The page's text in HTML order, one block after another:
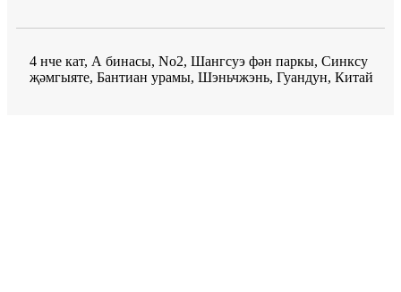
4 нче кат, А бинасы, No2, Шангсуэ фән паркы, Синксу
җәмгыяте, Бантиан урамы, Шэньчжэнь, Гуандун, Китай